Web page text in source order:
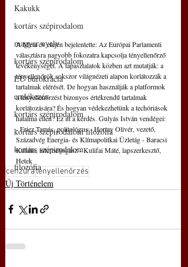
Kakukk
kortárs szépirodalom
magyar nyelv
kortárs szépirodalom
EU bürokrácia
emlékezés
kortárs szépirodalom
kortárs szépirodalom filozófia
kortárs szépirodalom
filozófia
A Meta év elején bejelentette: Az Európai Parlamenti
választásra nagyobb fokozatra kapcsolja tényellenőrző
tevékenységét. A tapasztalatok közben azt mutatják: a
tényellenőrök sokszor világnézeti alapon korlátozzák a
tartalmak elérését. De hogyan használják a platformok
a tényellenőrzést bizonyos értékrendű tartalmak
korlátozására? És hogyan védekezhetünk a techóriások
hatalma ellen? Ez itt a kérdés. Gulyás István vendégei:
- Fricz Tamás, politológus - Hortay Olivér, vezető,
Századvég Energia- és Klímapolitkai Üzletág - Baracsi
Katalin, internetjogász - Kulifai Máté, lapszerkesztő,
Hetek
cenzúratényellenőrzés
Új Történelem